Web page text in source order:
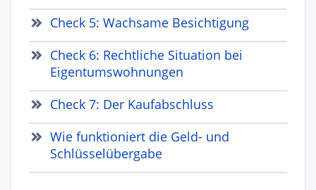
Check 5: Wachsame Besichtigung
Check 6: Rechtliche Situation bei
Eigentumswohnungen
Check 7: Der Kaufabschluss
Wie funktioniert die Geld- und
Schlüsselübergabe